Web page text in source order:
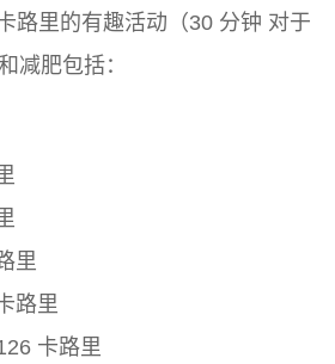
路里的有趣活动（30 分钟 对于
减肥包括：
里
路里
卡路里